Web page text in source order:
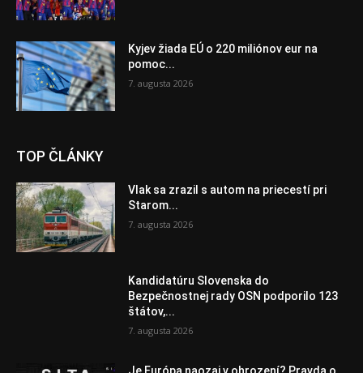
Kyjev žiada EÚ o 220 miliónov eur na
pomoc...
7. augusta 2026
TOP ČLÁNKY
Vlak sa zrazil s autom na priecestí pri
Starom...
7. augusta 2026
Kandidatúru Slovenska do
Bezpečnostnej rady OSN podporilo 123
štátov,...
7. augusta 2026